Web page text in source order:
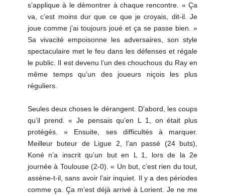
s’applique à le démontrer à chaque rencontre. « Ça
va, c’est moins dur que ce que je croyais, dit-il. Je
joue comme j’ai toujours joué et ça se passe bien. »
Sa vivacité empoisonne les adversaires, son style
spectaculaire met le feu dans les défenses et régale
le public. Il est devenu l’un des chouchous du Ray en
même temps qu’un des joueurs niçois les plus
réguliers.
Seules deux choses le dérangent. D’abord, les coups
qu’il prend. « Je pensais qu’en L 1, on était plus
protégés. » Ensuite, ses difficultés à marquer.
Meilleur buteur de Ligue 2, l’an passé (24 buts),
Koné n’a inscrit qu’un but en L 1, lors de la 2e
journée à Toulouse (2-0). « Un but, c’est rien du tout,
assène-t-il, sans avoir l’air inquiet. Il y a des périodes
comme ça. Ça m’est déjà arrivé à Lorient. Je ne me